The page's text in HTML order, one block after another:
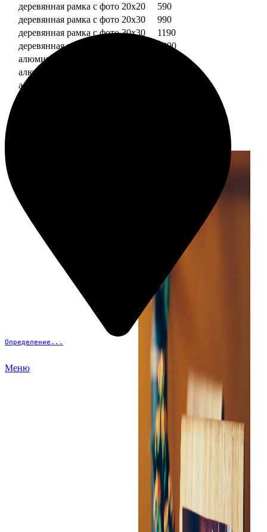
Определение...
Меню
деревянная рамка с фото 20х20
590
деревянная рамка с фото 20х30
990
деревянная рамка с фото 30х30
1190
деревянная рамка с фото 30х40
1490
алюминиевая рамка с фото 10х15
алюминиевая рамка с фото 20х30
алюминиевая рамка с фото 30х40